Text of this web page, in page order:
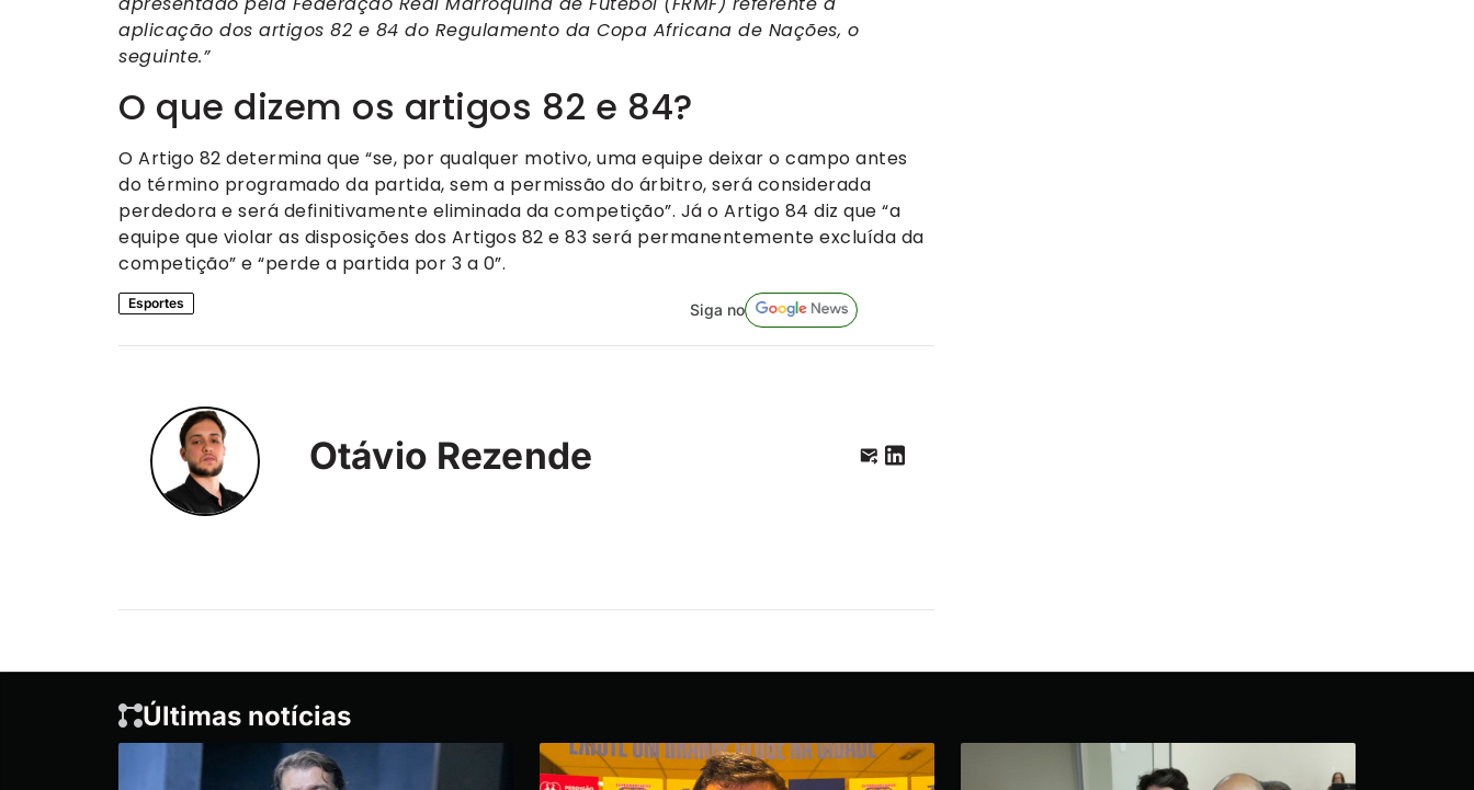
aplicação dos artigos 82 e 84 do Regulamento da Copa Africana de Nações, o
seguinte.”
O que dizem os artigos 82 e 84?
O Artigo 82 determina que “se, por qualquer motivo, uma equipe deixar o campo antes
do término programado da partida, sem a permissão do árbitro, será considerada
perdedora e será definitivamente eliminada da competição”. Já o Artigo 84 diz que “a
equipe que violar as disposições dos Artigos 82 e 83 será permanentemente excluída da
competição” e “perde a partida por 3 a 0”.
Esportes Siga no
Otávio Rezende
Últimas notícias